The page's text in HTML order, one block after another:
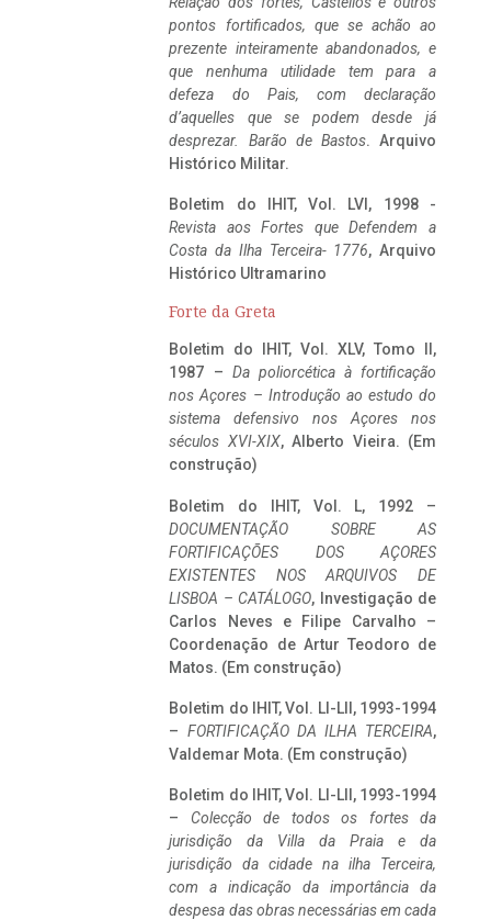
pontos fortificados, que se achão ao
prezente inteiramente abandonados, e
que nenhuma utilidade tem para a
defeza do Pais, com declaração
d’aquelles que se podem desde já
desprezar. Barão de Bastos. Arquivo
Histórico Militar.
Boletim do IHIT, Vol. LVI, 1998 -
Revista aos Fortes que Defendem a
Costa da Ilha Terceira- 1776, Arquivo
Histórico Ultramarino
Forte da Greta
Boletim do IHIT, Vol. XLV, Tomo II,
1987 – Da poliorcética à fortificação
nos Açores – Introdução ao estudo do
sistema defensivo nos Açores nos
séculos XVI-XIX, Alberto Vieira. (Em
construção)
Boletim do IHIT, Vol. L, 1992 –
DOCUMENTAÇÃO SOBRE AS
FORTIFICAÇÕES DOS AÇORES
EXISTENTES NOS ARQUIVOS DE
LISBOA – CATÁLOGO, Investigação de
Carlos Neves e Filipe Carvalho –
Coordenação de Artur Teodoro de
Matos. (Em construção)
Boletim do IHIT, Vol. LI-LII, 1993-1994
– FORTIFICAÇÃO DA ILHA TERCEIRA,
Valdemar Mota. (Em construção)
Boletim do IHIT, Vol. LI-LII, 1993-1994
– Colecção de todos os fortes da
jurisdição da Villa da Praia e da
jurisdição da cidade na ilha Terceira,
com a indicação da importância da
despesa das obras necessárias em cada